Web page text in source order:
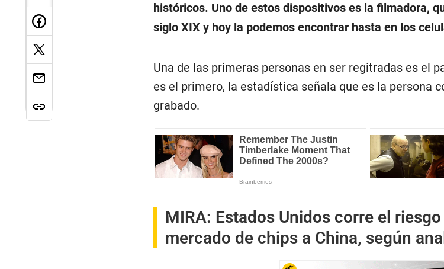
históricos. Uno de estos dispositivos es la filmadora,
siglo XIX y hoy la podemos encontrar hasta en los
Una de las primeras personas en ser regitradas es el
es el primero, la estadística señala que es la persona
grabado.
MIRA: Estados Unidos corre el
mercado de chips a China, según